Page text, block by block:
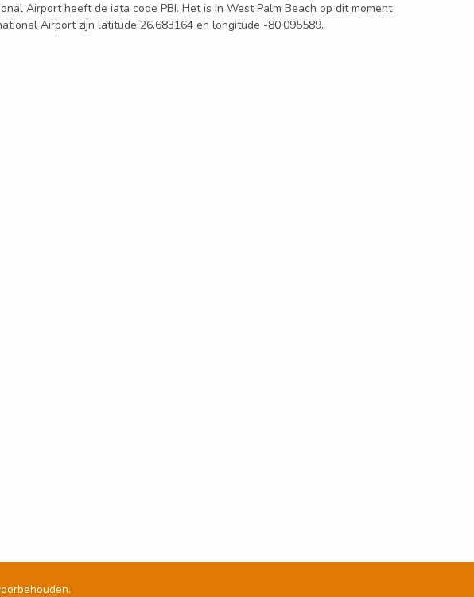
Airport heeft de iata code PBI. Het is in West Palm Beach op dit moment
Airport zijn latitude 26.683164 en longitude -80.095589.